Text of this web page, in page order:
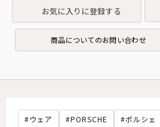
お気に入りに登録する
商品についてのお問い合わせ
ウェア PORSCHE ポルシェ